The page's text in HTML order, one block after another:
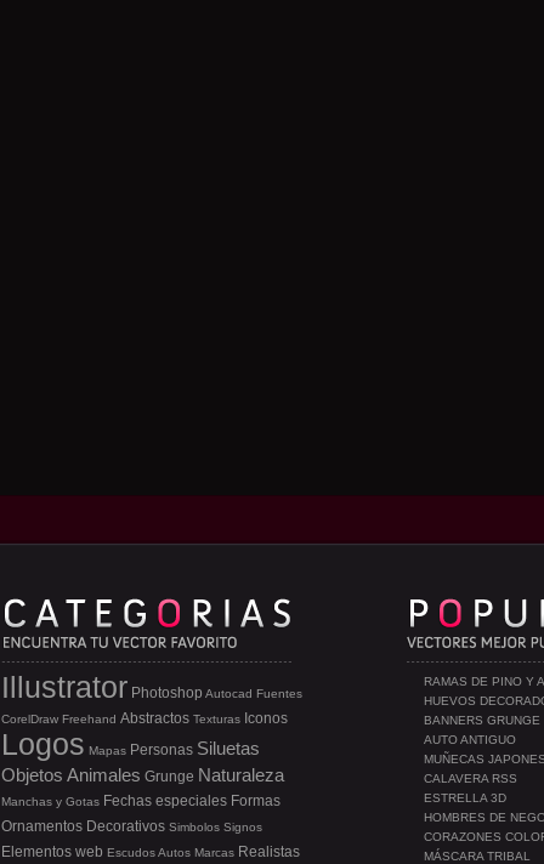
RAMAS DE PINO Y
HUEVOS
BANNERS GRUNGE
AUTO ANTIGUO
MUÑECAS
CALAVERA RSS
ESTRELLA 3D
HOMBRES DE
CORAZONES
MÁSCARA TRIBAL
Illustrator Photoshop Autocad Fuentes
CorelDraw Freehand Abstractos Texturas Iconos
Logos Mapas Personas Siluetas
Objetos Animales Grunge Naturaleza
Manchas y Gotas Fechas especiales Formas
Ornamentos Decorativos Simbolos Signos
Elementos web EscudosAutos Marcas Realistas